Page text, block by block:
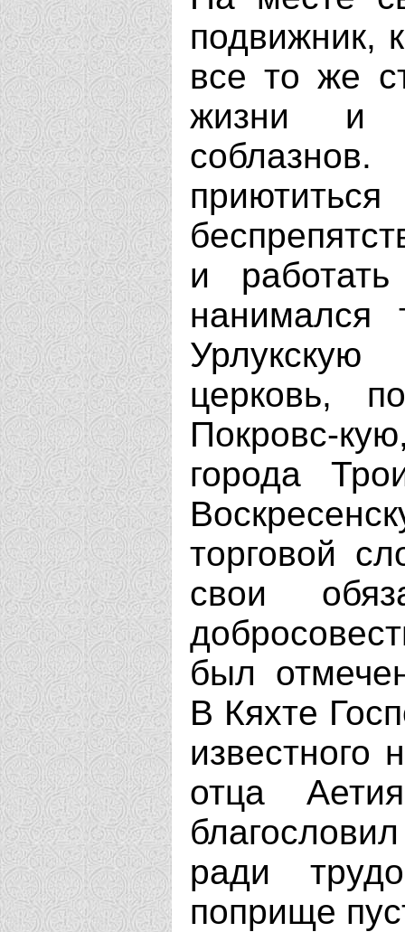
подвижник,
все то же
жизни и
и
нанимался
церковь,
Покровс-
города
торговой
свои
был
В Кяхте
известного
отца
ради
поприще